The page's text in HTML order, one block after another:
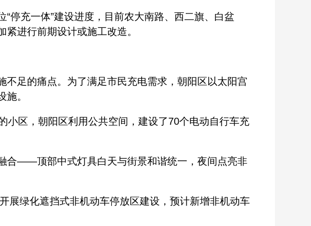
充一体”建设进度，目前农大南路、西二旗、白盆
进行前期设计或施工改造。
足的痛点。为了满足市民充电需求，朝阳区以太阳宫
。
区，朝阳区利用公共空间，建设了70个电动自行车充
——顶部中式灯具白天与街景和谐统一，夜间点亮非
绿化遮挡式非机动车停放区建设，预计新增非机动车